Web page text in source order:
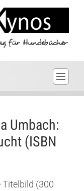
Umbach:
(ISBN
Titelbild (300